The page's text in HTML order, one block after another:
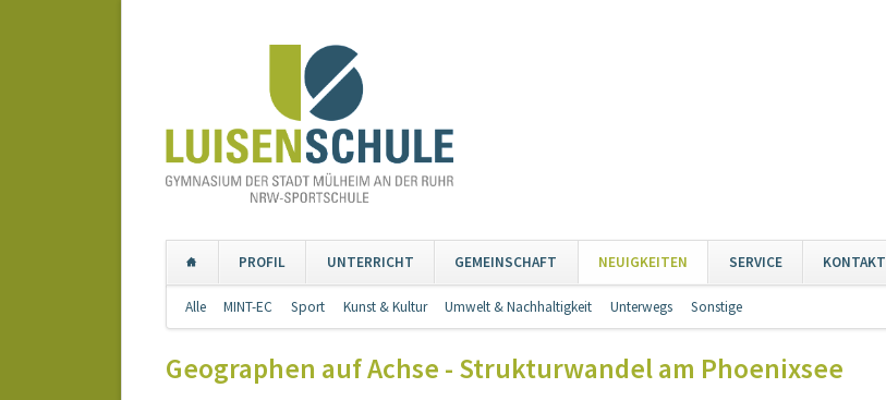
PROFIL UNTERRICHT GEMEINSCHAFT NEUIGKEITEN SERVICE KONTAKT
überspringen
Alle MINT-EC Sport Kunst & Kultur Umwelt & Nachhaltigkeit Unterwegs Sonstige
Geographen auf Achse - Strukturwandel am Phoenixsee